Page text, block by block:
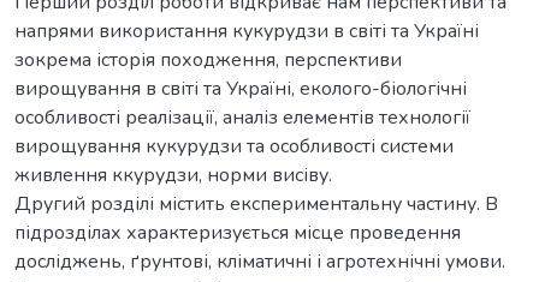
напрями використання кукурудзи в світі та Україні
зокрема історія походження, перспективи
вирощування в світі та Україні, еколого-біологічні
особливості реалізації, аналіз елементів технології
вирощування кукурудзи та особливості системи
живлення ккурудзи, норми висіву.
Другий розділі містить експериментальну частину. В
підрозділах характеризується місце проведення
досліджень, ґрунтові, кліматичні і агротехнічні умови.